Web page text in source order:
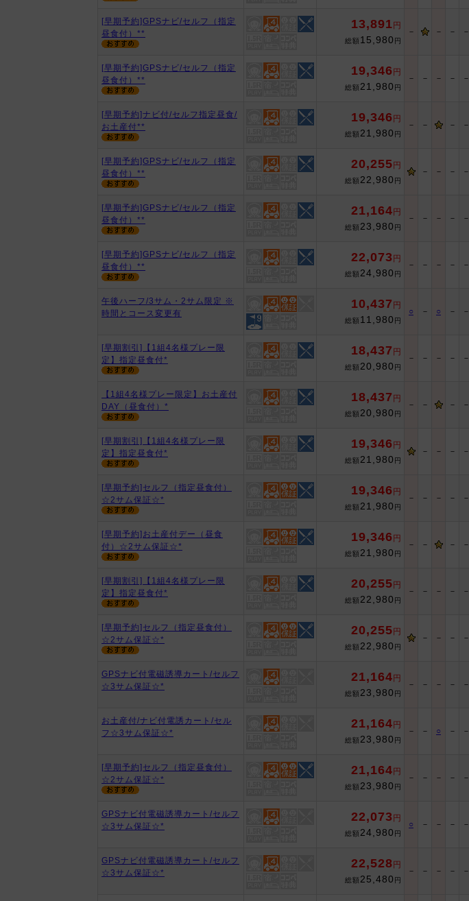
[早期予約]GPSナビ/セルフ（指定
昼食付）**
13,891 円
総額 15,980 円
－ － － －
[早期予約]GPSナビ/セルフ（指定
昼食付）**
19,346 円
総額 21,980 円
－ － － － －
[早期予約]ナビ付/セルフ指定昼食/
お土産付**
19,346 円
総額 21,980 円
－ － － －
[早期予約]GPSナビ/セルフ（指定
昼食付）**
20,255 円
総額 22,980 円
－ － － －
[早期予約]GPSナビ/セルフ（指定
昼食付）**
21,164 円
総額 23,980 円
－ － － － －
[早期予約]GPSナビ/セルフ（指定
昼食付）**
22,073 円
総額 24,980 円
－ － － － －
午後ハーフ/3サム・2サム限定 ※
時間とコース変更有
10,437 円
総額 11,980 円
○ － ○ － －
[早期割引]【1組4名様プレー限
定】指定昼食付*
18,437 円
総額 20,980 円
－ － － － －
【1組4名様プレー限定】お土産付
DAY（昼食付）*
18,437 円
総額 20,980 円
－ － － －
[早期割引]【1組4名様プレー限
定】指定昼食付*
19,346 円
総額 21,980 円
－ － － －
[早期予約]セルフ（指定昼食付）
☆2サム保証☆*
19,346 円
総額 21,980 円
－ － － － －
[早期予約]お土産付デー（昼食
付）☆2サム保証☆*
19,346 円
総額 21,980 円
－ － － －
[早期割引]【1組4名様プレー限
定】指定昼食付*
20,255 円
総額 22,980 円
－ － － － －
[早期予約]セルフ（指定昼食付）
☆2サム保証☆*
20,255 円
総額 22,980 円
－ － － －
GPSナビ付電磁誘導カート/セルフ
☆3サム保証☆*
21,164 円
総額 23,980 円
－ － － － －
お土産付/ナビ付電誘カート/セル
フ☆3サム保証☆*
21,164 円
総額 23,980 円
－ － ○ － －
[早期予約]セルフ（指定昼食付）
☆2サム保証☆*
21,164 円
総額 23,980 円
－ － － － －
GPSナビ付電磁誘導カート/セルフ
☆3サム保証☆*
22,073 円
総額 24,980 円
○ － － － －
GPSナビ付電磁誘導カート/セルフ
☆3サム保証☆*
22,528 円
総額 25,480 円
－ － － － －